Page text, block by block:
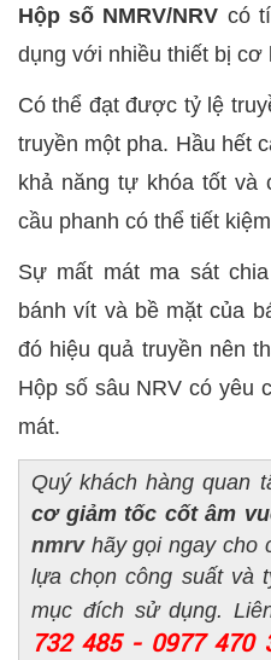
Hộp số NMRV/NRV có
dụng với nhiều thiết bị cơ
Có thể đạt được tỷ lệ
truyền một pha. Hầu hết
khả năng tự khóa tốt và
cầu phanh có thể tiết
Sự mất mát ma sát
bánh vít và bề mặt của
đó hiệu quả truyền nên
Hộp số sâu NRV có yêu
mát.
Quý khách hàng quan
cơ giảm tốc cốt âm
nmrv hãy gọi ngay cho
lựa chọn công suất và
mục đích sử dụng.
732 485 - 0977 470